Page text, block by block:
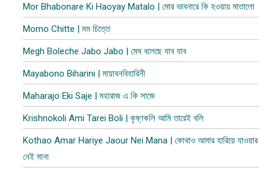
Mor Bhabonare Ki Haoyay Matalo | মোর ভাবনারে কি হওয়ায় মাতালো
Momo Chitte | মম চিত্তে
Megh Boleche Jabo Jabo | মেঘ বলেছে যাব যাব
Mayabono Biharini | মায়াবনবিহারিনী
Maharajo Eki Saje | মহারাজ এ কি সাজে
Krishnokoli Ami Tarei Boli | কৃষ্ণকলি আমি তারেই বলি
Kothao Amar Hariye Jaour Nei Mana | কোথাও আমার হারিয়ে যাওয়ার
নেই মানা